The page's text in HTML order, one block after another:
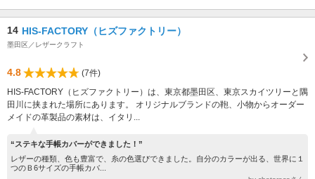
14 HIS-FACTORY（ヒズファクトリー）
墨田区／レザークラフト
4.8
(7件)
HIS-FACTORY（ヒズファクトリー）は、東京都墨田区、東京スカイツリーと隅
田川に挟まれた場所にあります。 オリジナルブランドの鞄、小物からオーダー
メイドの革製品の素材は、イタリ...
“ステキな手帳カバーができました！”
レザーの種類、色も豊富で、糸の色選びできました。自分のカラーが出る、世界に１
つのＢ6サイズの手帳カバ...